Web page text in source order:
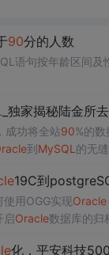
90分的人数
语句按年龄区间及
_独家揭秘陆金所去
成功将全站90%的
到MySQL 的无
19C到
用OGG实现Oracle
启Oracle数据库的归
化，平安科技